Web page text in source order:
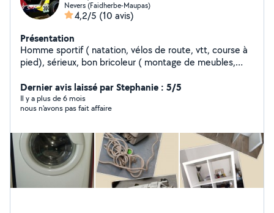
Nevers (Faidherbe-Maupas)
4,2/5 (10 avis)
Présentation
Homme sportif ( natation, vélos de route, vtt, course à
pied), sérieux, bon bricoleur ( montage de meubles,
Dernier avis laissé par Stephanie : 5/5
Il y a plus de 6 mois
nous n'avons pas fait affaire